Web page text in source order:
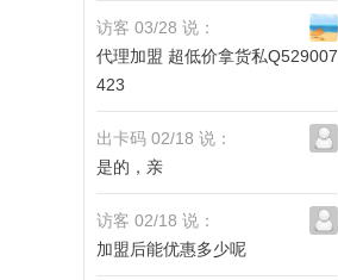
访客 03/28 说：
代理加盟 超低价拿货私Q529007
423
出卡码 02/18 说：
是的，亲
访客 02/18 说：
加盟后能优惠多少呢